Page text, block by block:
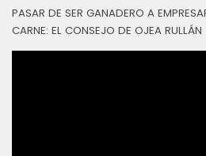
PASAR DE SER GANADERO A
CARNE: EL CONSEJO DE OJEA RULLÁN